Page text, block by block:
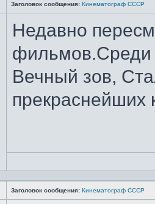
Заголовок сообщения: Кинематограф СССР
Недавно
фильмов.Среди
Вечный зов,
прекраснейших
Заголовок сообщения: Кинематограф СССР